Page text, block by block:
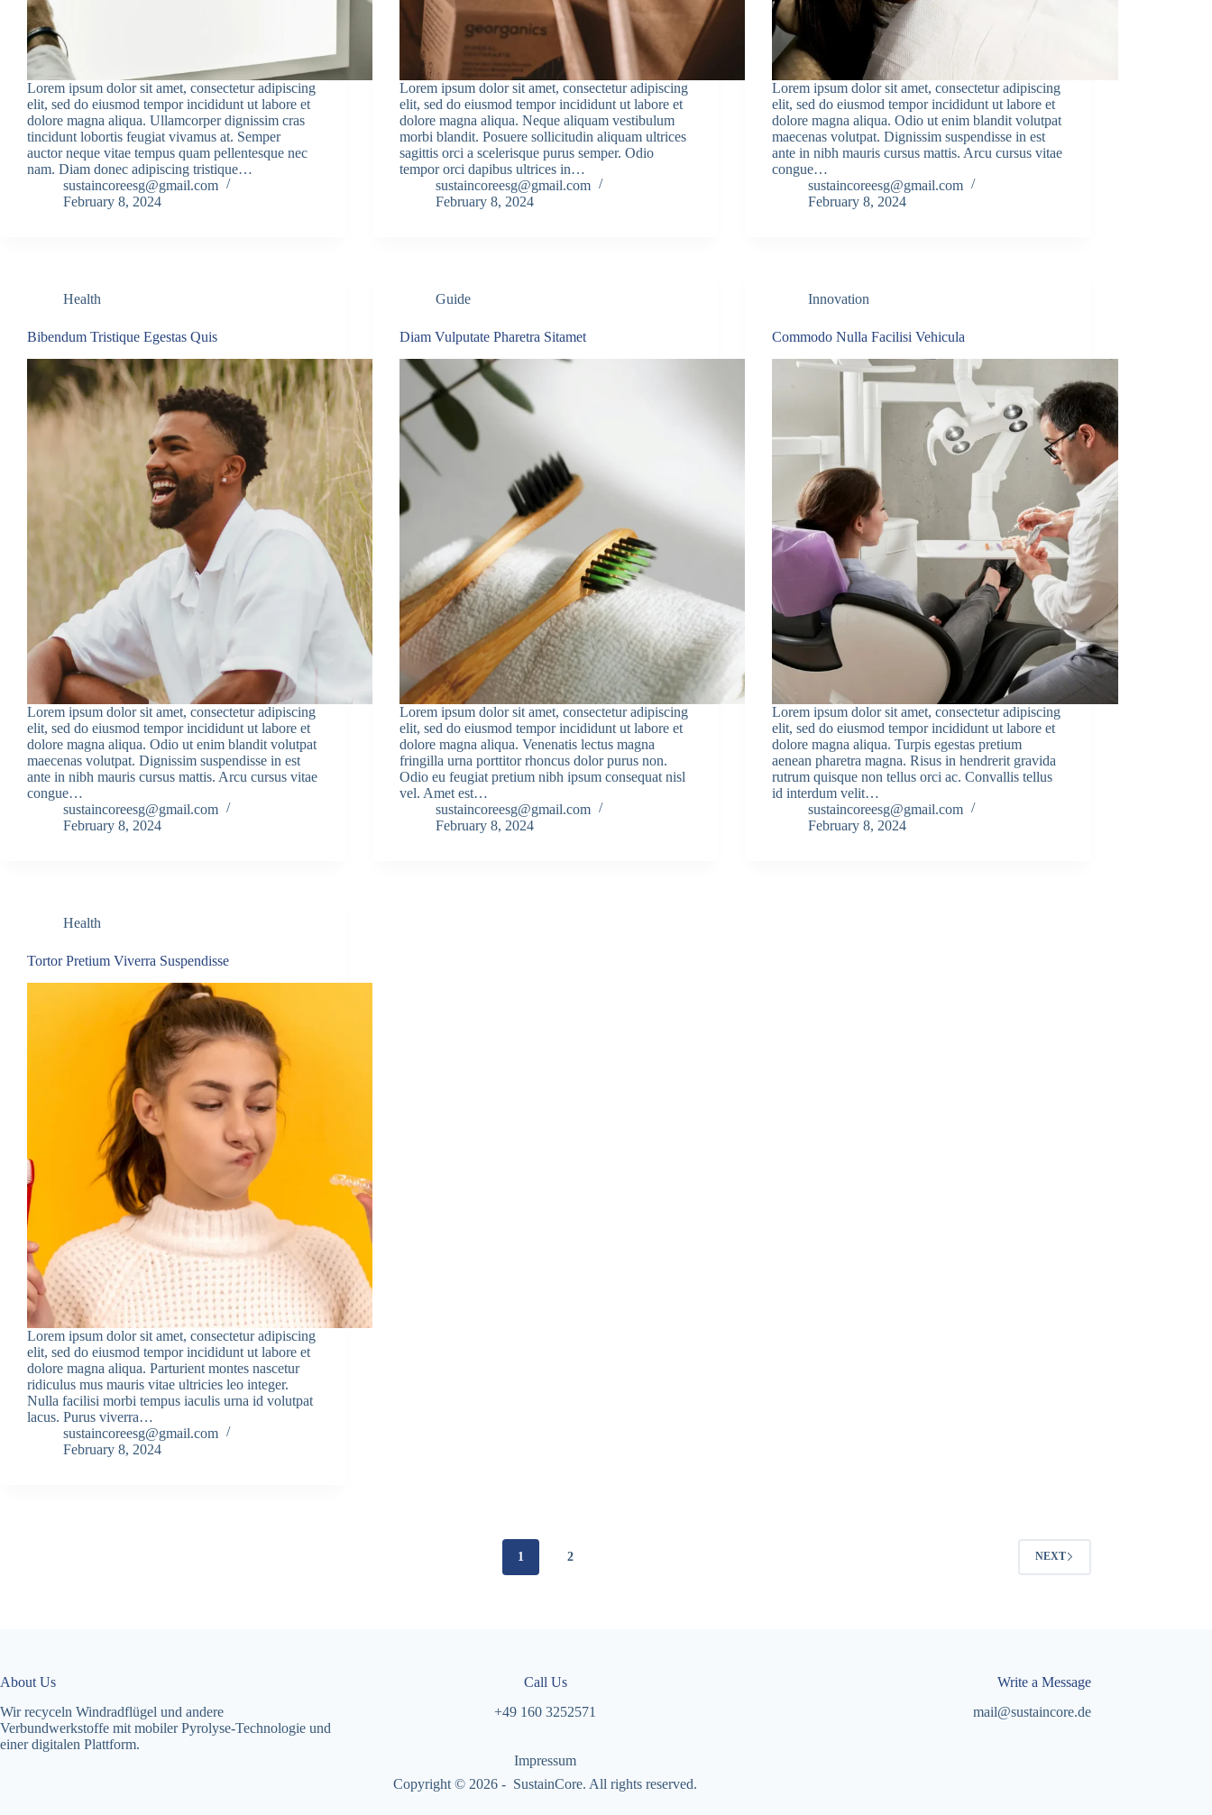
Lorem ipsum dolor sit amet, consectetur adipiscing
elit, sed do eiusmod tempor incididunt ut labore et
dolore magna aliqua. Ullamcorper dignissim cras
tincidunt lobortis feugiat vivamus at. Semper
auctor neque vitae tempus quam pellentesque nec
nam. Diam donec adipiscing tristique…
sustaincoreesg@gmail.com
February 8, 2024
Lorem ipsum dolor sit amet, consectetur adipiscing
elit, sed do eiusmod tempor incididunt ut labore et
dolore magna aliqua. Neque aliquam vestibulum
morbi blandit. Posuere sollicitudin aliquam ultrices
sagittis orci a scelerisque purus semper. Odio
tempor orci dapibus ultrices in…
sustaincoreesg@gmail.com
February 8, 2024
Lorem ipsum dolor sit amet, consectetur adipiscing
elit, sed do eiusmod tempor incididunt ut labore et
dolore magna aliqua. Odio ut enim blandit volutpat
maecenas volutpat. Dignissim suspendisse in est
ante in nibh mauris cursus mattis. Arcu cursus vitae
congue…
sustaincoreesg@gmail.com
February 8, 2024
Health
Bibendum Tristique Egestas Quis
Lorem ipsum dolor sit amet, consectetur adipiscing
elit, sed do eiusmod tempor incididunt ut labore et
dolore magna aliqua. Odio ut enim blandit volutpat
maecenas volutpat. Dignissim suspendisse in est
ante in nibh mauris cursus mattis. Arcu cursus vitae
congue…
sustaincoreesg@gmail.com
February 8, 2024
Guide
Diam Vulputate Pharetra Sitamet
Lorem ipsum dolor sit amet, consectetur adipiscing
elit, sed do eiusmod tempor incididunt ut labore et
dolore magna aliqua. Venenatis lectus magna
fringilla urna porttitor rhoncus dolor purus non.
Odio eu feugiat pretium nibh ipsum consequat nisl
vel. Amet est…
sustaincoreesg@gmail.com
February 8, 2024
Innovation
Commodo Nulla Facilisi Vehicula
Lorem ipsum dolor sit amet, consectetur adipiscing
elit, sed do eiusmod tempor incididunt ut labore et
dolore magna aliqua. Turpis egestas pretium
aenean pharetra magna. Risus in hendrerit gravida
rutrum quisque non tellus orci ac. Convallis tellus
id interdum velit…
sustaincoreesg@gmail.com
February 8, 2024
Health
Tortor Pretium Viverra Suspendisse
Lorem ipsum dolor sit amet, consectetur adipiscing
elit, sed do eiusmod tempor incididunt ut labore et
dolore magna aliqua. Parturient montes nascetur
ridiculus mus mauris vitae ultricies leo integer.
Nulla facilisi morbi tempus iaculis urna id volutpat
lacus. Purus viverra…
sustaincoreesg@gmail.com
February 8, 2024
1 2 NEXT
About Us
Wir recyceln Windradflügel und andere
Verbundwerkstoffe mit mobiler Pyrolyse-Technologie und
einer digitalen Plattform.
Call Us
+49 160 3252571
Write a Message
mail@sustaincore.de
Impressum
Copyright © 2026 - SustainCore. All rights reserved.